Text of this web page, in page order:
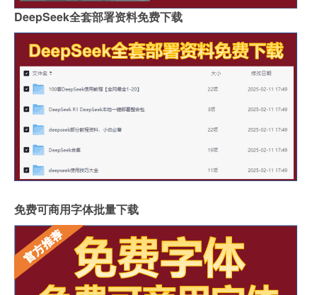
DeepSeek全套部署资料免费下载
免费可商用字体批量下载